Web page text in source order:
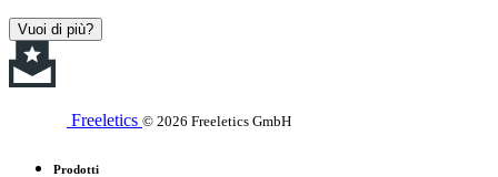
Vuoi di più?
Freeletics © 2026 Freeletics GmbH
Prodotti